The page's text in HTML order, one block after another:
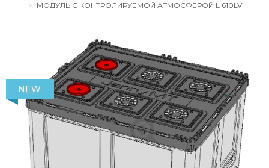
homepage
МОДУЛЬ С КОНТРОЛИРУЕМОЙ АТМОСФЕРОЙ L 610LV
NEW